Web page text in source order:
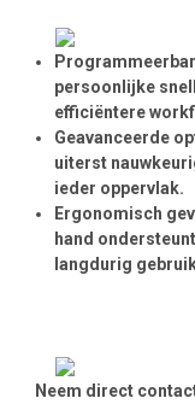
persoonlijke
efficiëntere
Geavanceerde
uiterst
ieder oppervlak.
Ergonomisch
hand
langdurig
Neem direct